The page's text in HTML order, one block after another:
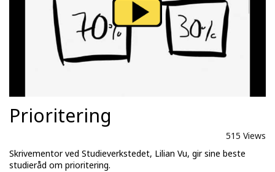
Prioritering
515 Views
Skrivementor ved Studieverkstedet, Lilian Vu, gir sine beste
studieråd om prioritering.